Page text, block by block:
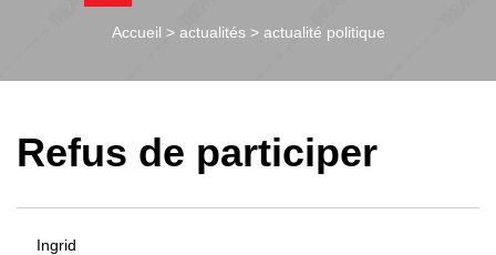
Accueil >actualités > actualité politique
Refus de participer
Ingrid